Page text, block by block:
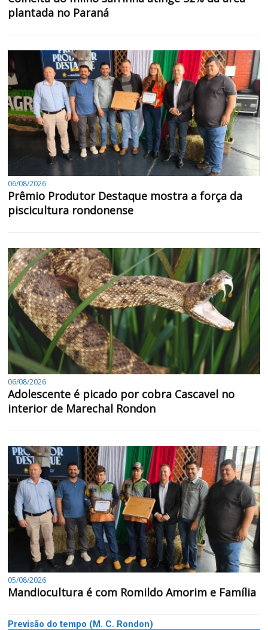
plantada no Paraná
06/08/2026
Prêmio Produtor Destaque mostra a força da
piscicultura rondonense
06/08/2026
Adolescente é picado por cobra Cascavel no
interior de Marechal Rondon
05/08/2026
Mandiocultura é com Romildo Amorim e Família
Previsão do tempo (M. C. Rondon)